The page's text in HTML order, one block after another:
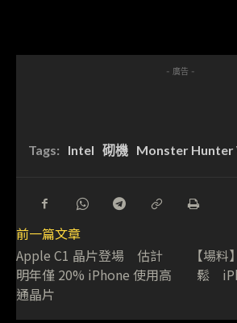
- 廣告 -
Tags: Intel 砌機 Monster Hunter
前一篇文章
Apple C1 晶片登場 估計
明年僅 20% iPhone 使用高
通晶片
【場
鬆